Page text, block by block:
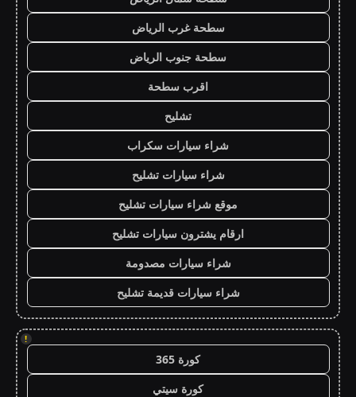
سطحة غرب الرياض
سطحة جنوب الرياض
اقرب سطحة
تشليح
شراء سيارات سكراب
شراء سيارات تشليح
موقع شراء سيارات تشليح
ارقام يشترون سيارات تشليح
شراء سيارات مصدومة
شراء سيارات قديمة تشليح
!
كورة 365
كورة سيتي